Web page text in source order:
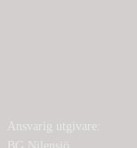
Ansvarig utgivare: